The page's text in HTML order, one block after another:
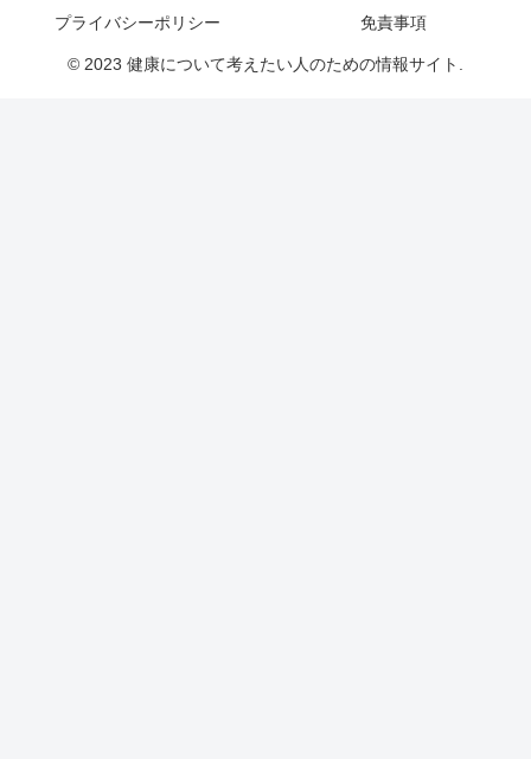
プライバシーポリシー 免責事項
© 2023 健康について考えたい人のための情報サイト.